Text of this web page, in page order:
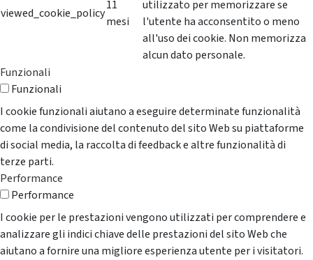
viewed_cookie_policy
11
mesi
utilizzato per memorizzare se
l'utente ha acconsentito o meno
all'uso dei cookie. Non memorizza
alcun dato personale.
Funzionali
Funzionali
I cookie funzionali aiutano a eseguire determinate funzionalità
come la condivisione del contenuto del sito Web su piattaforme
di social media, la raccolta di feedback e altre funzionalità di
terze parti.
Performance
Performance
I cookie per le prestazioni vengono utilizzati per comprendere e
analizzare gli indici chiave delle prestazioni del sito Web che
aiutano a fornire una migliore esperienza utente per i visitatori.